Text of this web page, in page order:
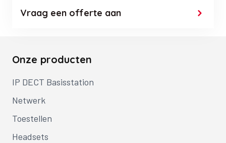
Vraag een offerte aan
Onze producten
IP DECT Basisstation
Netwerk
Toestellen
Headsets